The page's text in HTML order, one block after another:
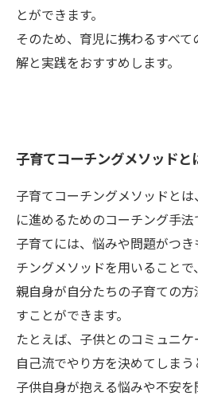
とができます。
そのため、育児に携わるすべ
解と実践をおすすめします。
子育てコーチングメソッドと
子育てコーチングメソッドと
に進めるためのコーチング手法
子育てには、悩みや問題がつ
チングメソッドを用いることで、
親自身が自分たちの子育ての
すことができます。
たとえば、子供とのコミュニ
自己流でやり方を決めてしまう
子供自身が抱える悩みや不安を